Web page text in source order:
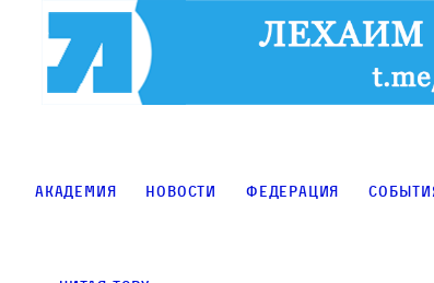
Академия Новости Федерация